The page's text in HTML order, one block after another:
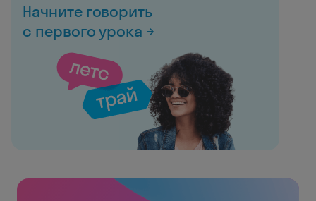
Начните говорить
с первого урока →